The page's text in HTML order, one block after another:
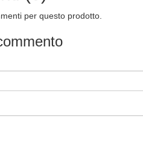
per questo prodotto.